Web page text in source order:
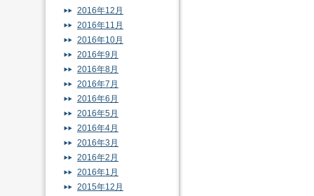
2016年12月
2016年11月
2016年10月
2016年9月
2016年8月
2016年7月
2016年6月
2016年5月
2016年4月
2016年3月
2016年2月
2016年1月
2015年12月